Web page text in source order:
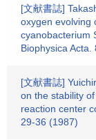
[文献書誌]
oxygen evolving
cyanobacterium
Biophysica
[文献書誌]
on the stability
reaction center
29-36 (1987)